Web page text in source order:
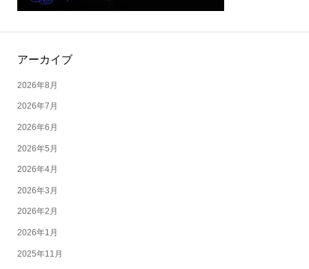
アーカイブ
2026年8月
2026年7月
2026年6月
2026年5月
2026年4月
2026年3月
2026年2月
2026年1月
2025年11月